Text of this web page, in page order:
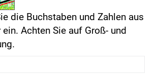
die Buchstaben und Zahlen aus
Achten Sie auf Groß- und